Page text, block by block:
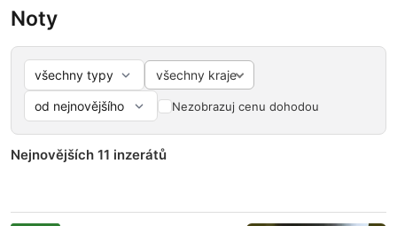
Noty
všechny kraje
Nezobrazuj cenu dohodou
Nejnovějších 11 inzerátů